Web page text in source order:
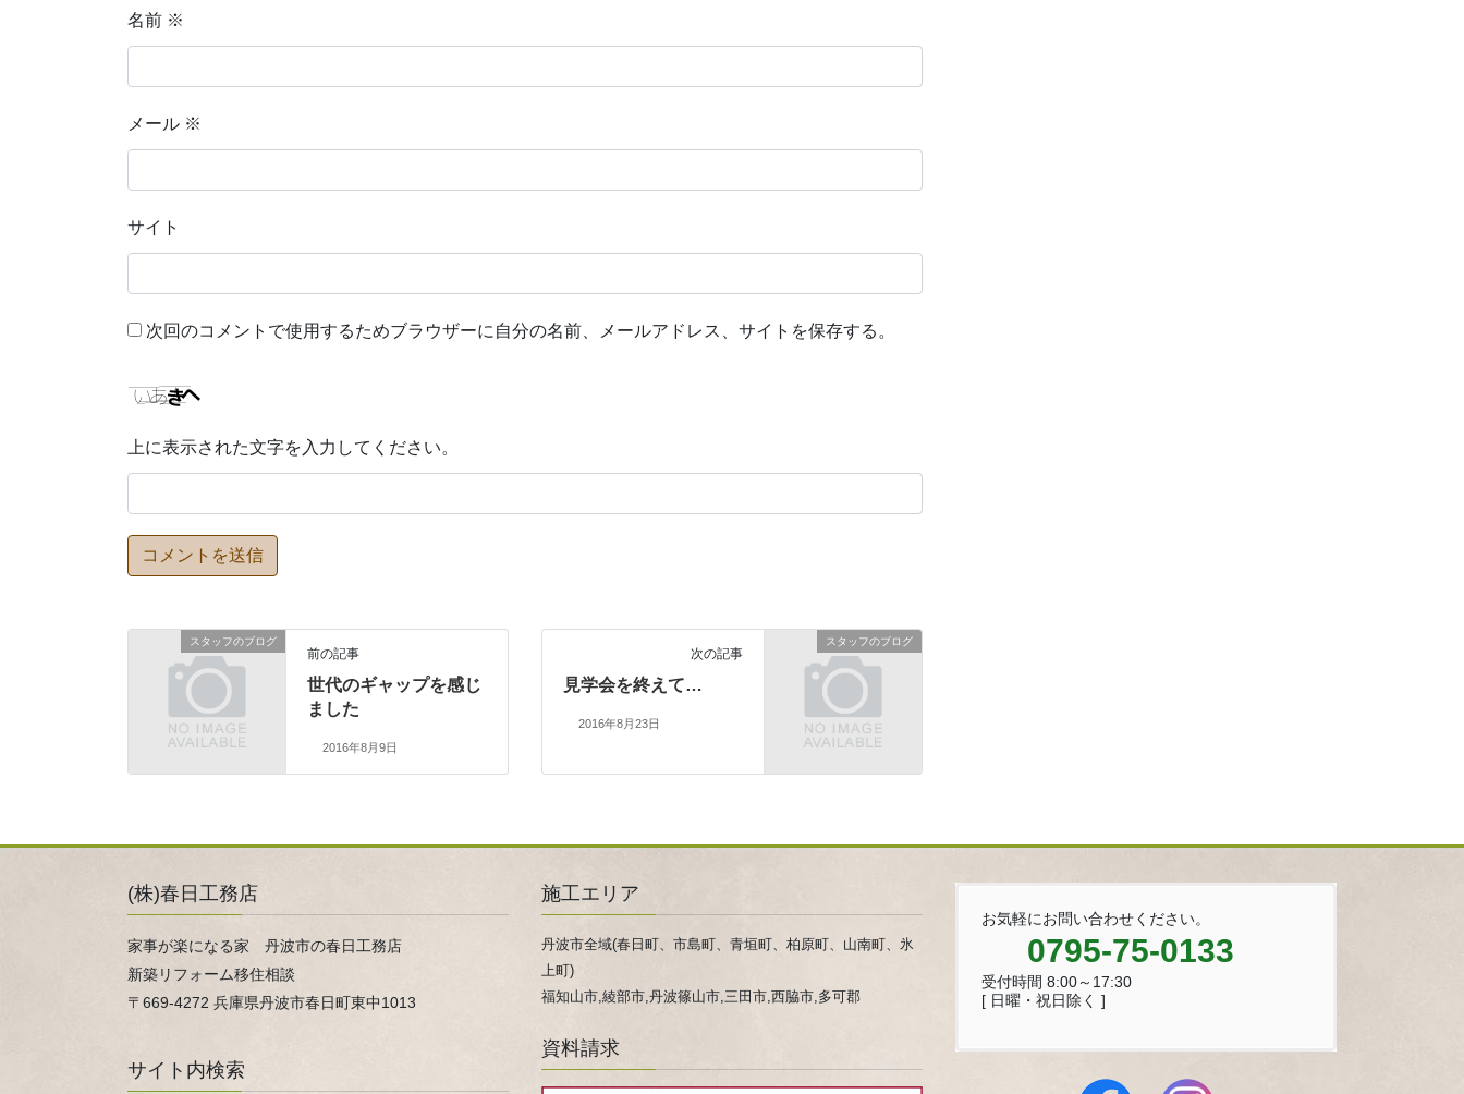
名前 ※
メール ※
サイト
次回のコメントで使用するためブラウザーに自分の名前、メールアドレス、サイトを保存する。
上に表示された文字を入力してください。
スタッフのブログ
前の記事
世代のギャップを感じ
ました
2016年8月9日
スタッフのブログ
次の記事
見学会を終えて…
2016年8月23日
(株)春日工務店
家事が楽になる家 丹波市の春日工務店
新築リフォーム移住相談
〒669-4272 兵庫県丹波市春日町東中1013
サイト内検索
施工エリア
丹波市全域(春日町、市島町、青垣町、柏原町、山南町、氷
上町)
福知山市,綾部市,丹波篠山市,三田市,西脇市,多可郡
資料請求
お気軽にお問い合わせください。
0795-75-0133
受付時間 8:00～17:30
[ 日曜・祝日除く ]